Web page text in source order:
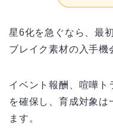
星6化を急ぐなら、最
ブレイク素材の入手機
イベント報酬、喧嘩ト
を確保し、育成対象
ます。